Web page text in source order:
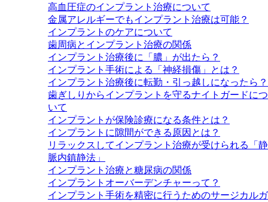
高血圧症のインプラント治療について
金属アレルギーでもインプラント治療は可能？
インプラントのケアについて
歯周病とインプラント治療の関係
インプラント治療後に「膿」が出たら？
インプラント手術による「神経損傷」とは？
インプラント治療後に転勤・引っ越しになったら？
歯ぎしりからインプラントを守るナイトガードにつ
いて
インプラントが保険診療になる条件とは？
インプラントに隙間ができる原因とは？
リラックスしてインプラント治療が受けられる「静
脈内鎮静法」
インプラント治療と糖尿病の関係
インプラントオーバーデンチャーって？
インプラント手術を精密に行うためのサージカルガ